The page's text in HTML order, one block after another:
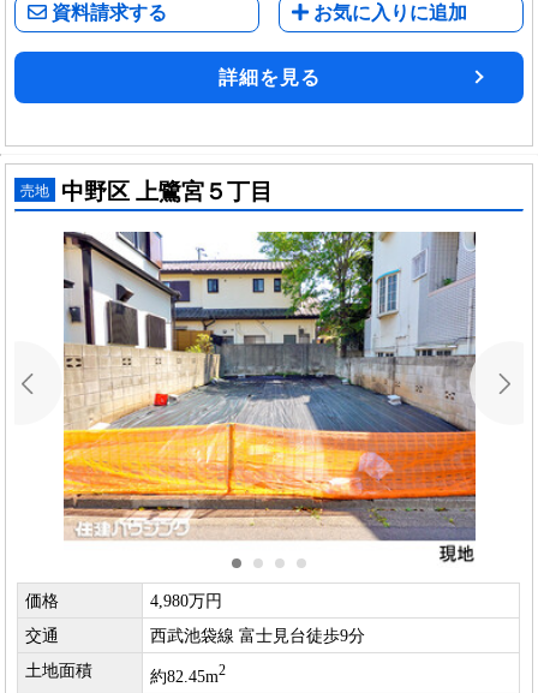
資料請求する お気に入りに追加
詳細を見る
売地 中野区 上鷺宮５丁目
価格
4,980万円
交通
西武池袋線 富士見台徒歩9分
土地面積
約82.45m2